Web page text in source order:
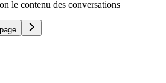
le contenu des conversations